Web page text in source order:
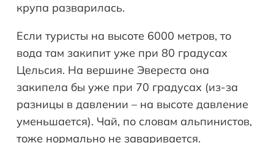
крупа разварилась.
Если туристы на высоте 6000 метров, то
вода там закипит уже при 80 градусах
Цельсия. На вершине Эвереста она
закипела бы уже при 70 градусах (из-за
разницы в давлении – на высоте давление
уменьшается). Чай, по словам альпинистов,
тоже нормально не заваривается.